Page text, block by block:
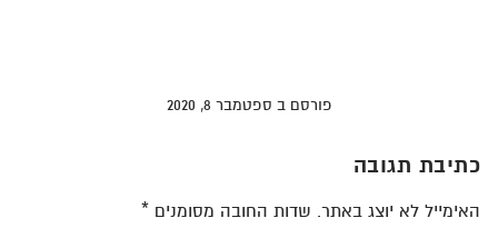
פורסם ב ספטמבר 8, 2020
כתיבת תגובה
האימייל לא יוצג באתר. שדות החובה מסומנים *